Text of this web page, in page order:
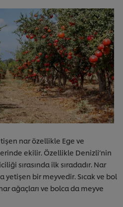
nar özellikle Ege ve
ekilir. Özellikle Denizli’nin
sırasında ilk sıradadır. Nar
yetişen bir meyvedir. Sıcak ve bol
ağaçları ve bolca da meyve